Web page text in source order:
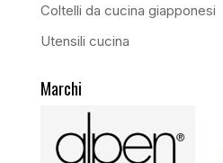
Coltelli da cucina giapponesi
Utensili cucina
Marchi